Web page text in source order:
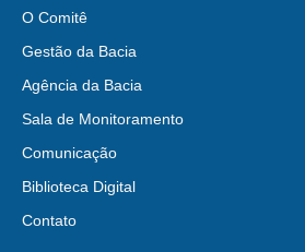
O Comitê
Gestão da Bacia
Agência da Bacia
Sala de Monitoramento
Comunicação
Biblioteca Digital
Contato